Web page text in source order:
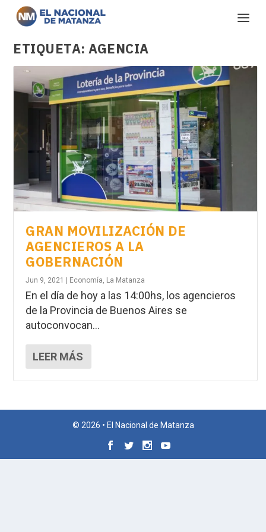
ETIQUETA:AGENCIA
GRAN MOVILIZACIÓN DE
AGENCIEROS A LA
GOBERNACIÓN
Jun 9, 2021 Economía, La Matanza
En el día de hoy a las 14:00hs, los agencieros
de la Provincia de Buenos Aires se
autoconvocan...
LEER MÁS
© 2026 • El Nacional de Matanza